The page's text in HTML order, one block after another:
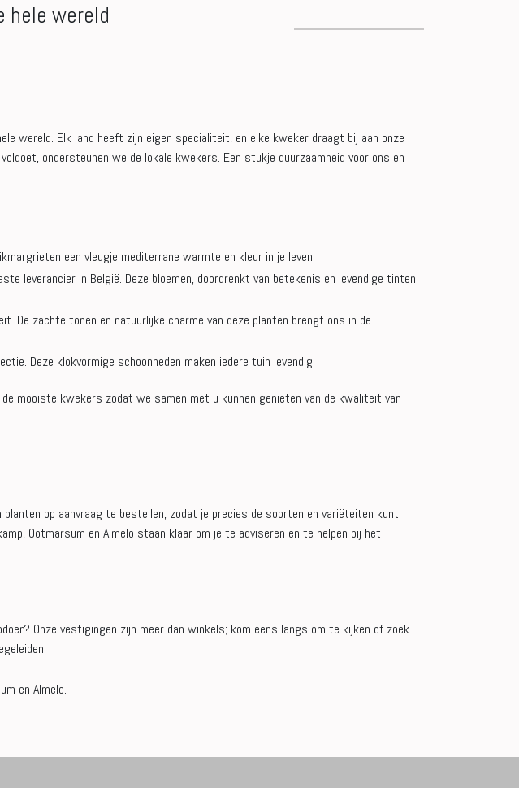
hele wereld
wereld. Elk land heeft zijn eigen specialiteit, en elke kweker draagt bij aan onze
ondersteunen we de lokale kwekers. Een stukje duurzaamheid voor ons en
een vleugje mediterrane warmte en kleur in je leven.
leverancier in België. Deze bloemen, doordrenkt van betekenis en levendige tinten
De zachte tonen en natuurlijke charme van deze planten brengt ons in de
Deze klokvormige schoonheden maken iedere tuin levendig.
mooiste kwekers zodat we samen met u kunnen genieten van de kwaliteit van
op aanvraag te bestellen, zodat je precies de soorten en variëteiten kunt
Ootmarsum en Almelo staan klaar om je te adviseren en te helpen bij het
Onze vestigingen zijn meer dan winkels; kom eens langs om te kijken of zoek
en Almelo.